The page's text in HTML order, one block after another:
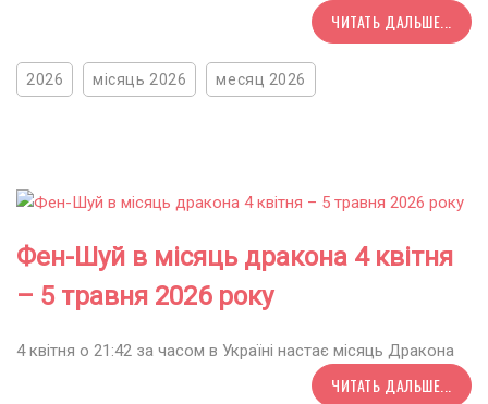
ЧИТАТЬ ДАЛЬШЕ...
2026 місяць 2026 месяц 2026
Фен-Шуй в місяць дракона 4 квітня
– 5 травня 2026 року
4 квітня о 21:42 за часом в Україні настає місяць Дракона
ЧИТАТЬ ДАЛЬШЕ...